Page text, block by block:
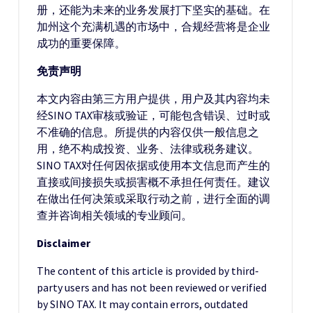
册，还能为未来的业务发展打下坚实的基础。在
加州这个充满机遇的市场中，合规经营将是企业
成功的重要保障。
免责声明
本文内容由第三方用户提供，用户及其内容均未
经SINO TAX审核或验证，可能包含错误、过时或
不准确的信息。所提供的内容仅供一般信息之
用，绝不构成投资、业务、法律或税务建议。
SINO TAX对任何因依据或使用本文信息而产生的
直接或间接损失或损害概不承担任何责任。建议
在做出任何决策或采取行动之前，进行全面的调
查并咨询相关领域的专业顾问。
Disclaimer
The content of this article is provided by third-
party users and has not been reviewed or verified
by SINO TAX. It may contain errors, outdated